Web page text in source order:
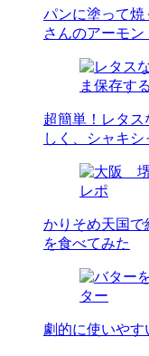
パンに塗って焼
さんのアーモン
超簡単！レタ
しく、シャキ
かりそめ天国
を食べてみた
劇的に使いや